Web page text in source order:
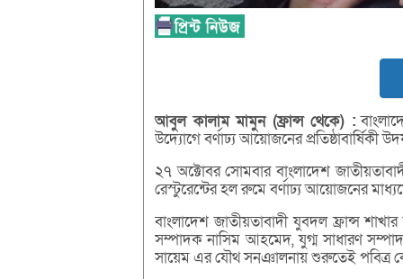
আবুলকালামমামুন (ফ্রান্সথেকে) :
উদ্যোগে বর্ণাঢ্য আয়োজনের প্রতিষ্ঠাবার্ষিকী
২৭ অক্টোবর সোমবার বাংলাদেশ
রেস্টুরেন্টের হল রুমে বর্ণাঢ্য আয়োজনের
বাংলাদেশ জাতীয়তাবাদী যুবদল ফ্রান্স
সম্পাদক নাসিম আহমেদ, যুগ্ম সাধারণ
সায়েম এর যৌথ সনঞালনায় শুরুতেই